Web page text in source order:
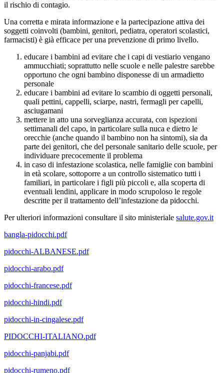
il rischio di contagio.
Una corretta e mirata informazione e la partecipazione attiva dei
soggetti coinvolti (bambini, genitori, pediatra, operatori scolastici,
farmacisti) è già efficace per una prevenzione di primo livello.
educare i bambini ad evitare che i capi di vestiario vengano
ammucchiati; soprattutto nelle scuole e nelle palestre sarebbe
opportuno che ogni bambino disponesse di un armadietto
personale
educare i bambini ad evitare lo scambio di oggetti personali,
quali pettini, cappelli, sciarpe, nastri, fermagli per capelli,
asciugamani
mettere in atto una sorveglianza accurata, con ispezioni
settimanali del capo, in particolare sulla nuca e dietro le
orecchie (anche quando il bambino non ha sintomi), sia da
parte dei genitori, che del personale sanitario delle scuole, per
individuare precocemente il problema
in caso di infestazione scolastica, nelle famiglie con bambini
in età scolare, sottoporre a un controllo sistematico tutti i
familiari, in particolare i figli più piccoli e, alla scoperta di
eventuali lendini, applicare in modo scrupoloso le regole
descritte per il trattamento dell’infestazione da pidocchi.
Per ulteriori informazioni consultare il sito ministeriale salute.gov.it
bangla-pidocchi.pdf
pidocchi-ALBANESE.pdf
pidocchi-arabo.pdf
pidocchi-francese.pdf
pidocchi-hindi.pdf
pidocchi-in-cingalese.pdf
PIDOCCHI-ITALIANO.pdf
pidocchi-panjabi.pdf
pidocchi-rumeno.pdf